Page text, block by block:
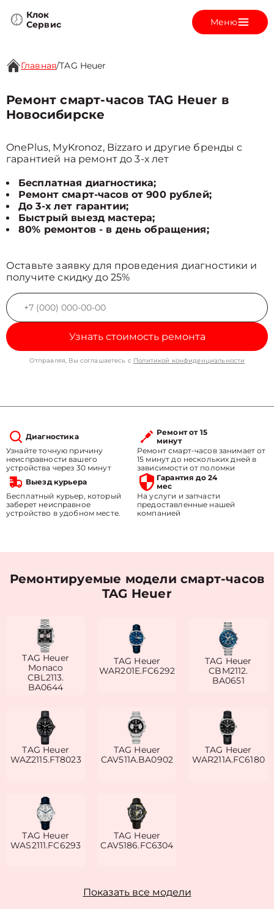
Клок
Сервис
Меню
Главная/TAG Heuer
Ремонт смарт-часов TAG Heuer в
Новосибирске
OnePlus, MyKronoz, Bizzaro и другие бренды с
гарантией на ремонт до 3-х лет
Бесплатная диагностика;
Ремонт смарт-часов от 900 рублей;
До 3-х лет гарантии;
Быстрый выезд мастера;
80% ремонтов - в день обращения;
Оставьте заявку для проведения диагностики и
получите скидку до 25%
Узнать стоимость ремонта
Отправляя, Вы соглашаетесь с Политикой конфиденциальности
Диагностика
Узнайте точную причину
неисправности вашего
устройства через 30 минут
Ремонт от 15
минут
Ремонт смарт-часов занимает от
15 минут до нескольких дней в
зависимости от поломки
Выезд курьера
Бесплатный курьер, который
заберет неисправное
устройство в удобном месте.
Гарантия до 24
мес
На услуги и запчасти
предоставленные нашей
компанией
Ремонтируемые модели смарт-часов
TAG Heuer
TAG Heuer
Monaco
CBL2113.
BA0644
TAG Heuer
WAR201E.FC6292
TAG Heuer
CBM2112.
BA0651
TAG Heuer
WAZ2115.FT8023
TAG Heuer
CAV511A.BA0902
TAG Heuer
WAR211A.FC6180
TAG Heuer
WAS2111.FC6293
TAG Heuer
CAV5186.FC6304
Показать все модели